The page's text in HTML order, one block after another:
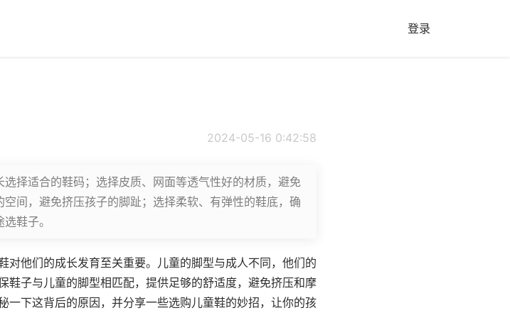
登录
2024-05-16 0:42:58
择适合的鞋码；选择皮质、网面等透气性好的材质，避免
间，避免挤压孩子的脚趾；选择柔软、有弹性的鞋底，确
鞋子。
对他们的成长发育至关重要。儿童的脚型与成人不同，他们的
鞋子与儿童的脚型相匹配，提供足够的舒适度，避免挤压和摩
一下这背后的原因，并分享一些选购儿童鞋的妙招，让你的孩